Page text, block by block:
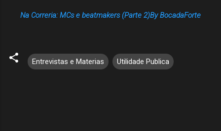
Na Correria: MCs e beatmakers (Parte 2)By BocadaForte
Entrevistas e Materias Utilidade Publica